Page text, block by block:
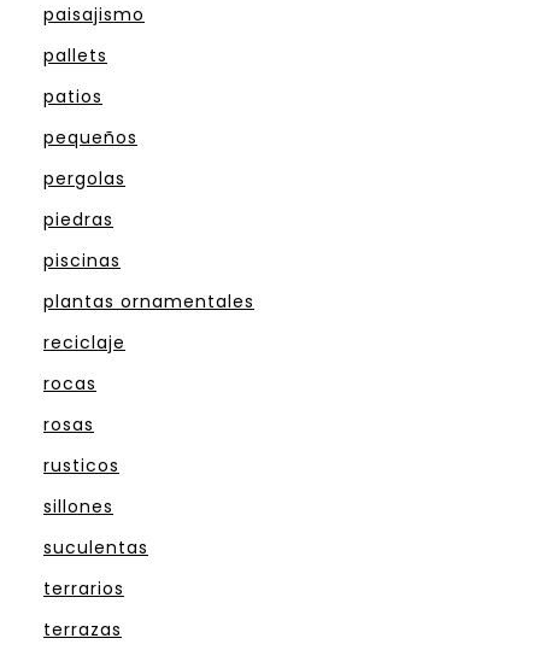
paisajismo
pallets
patios
pequeños
pergolas
piedras
piscinas
plantas ornamentales
reciclaje
rocas
rosas
rusticos
sillones
suculentas
terrarios
terrazas